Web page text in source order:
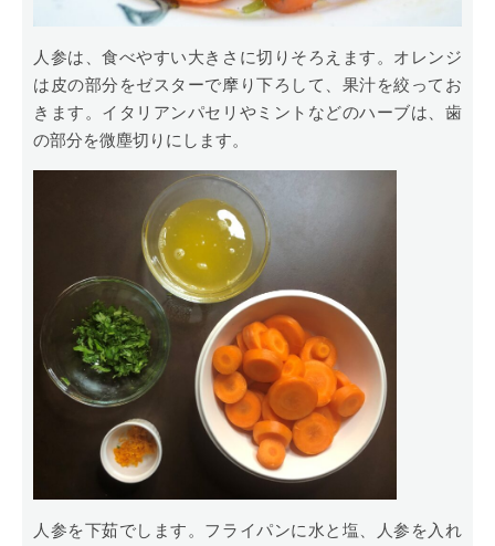
人参は、食べやすい大きさに切りそろえます。オレンジ
は皮の部分をゼスターで摩り下ろして、果汁を絞ってお
きます。イタリアンパセリやミントなどのハーブは、歯
の部分を微塵切りにします。
人参を下茹でします。フライパンに水と塩、人参を入れ